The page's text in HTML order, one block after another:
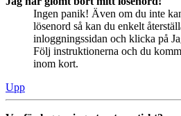
Ingen panik! Även om du inte
lösenord så kan du enkelt
inloggningssidan och klicka på
Följ instruktionerna och du
inom kort.
Upp